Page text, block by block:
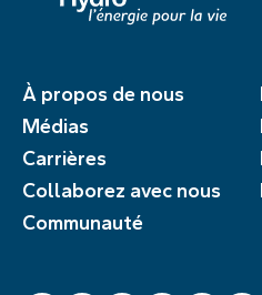
À propos de nous
Médias
Carrières
Collaborez avec nous
Communauté